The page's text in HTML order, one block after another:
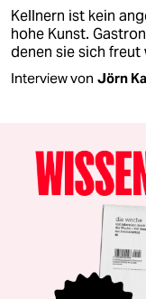
Kellnern ist kein
hohe Kunst.
denen sie sich freut
Interview von Jörn